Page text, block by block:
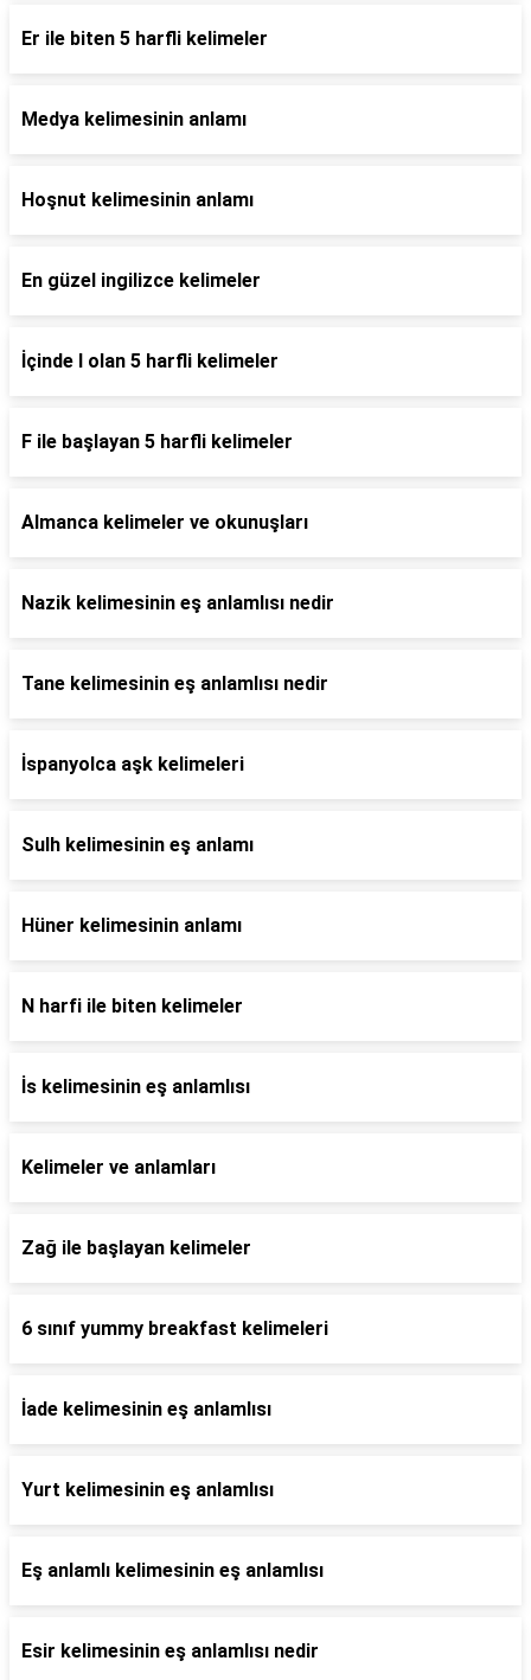
Er ile biten 5 harfli kelimeler
Medya kelimesinin anlamı
Hoşnut kelimesinin anlamı
En güzel ingilizce kelimeler
İçinde l olan 5 harfli kelimeler
F ile başlayan 5 harfli kelimeler
Almanca kelimeler ve okunuşları
Nazik kelimesinin eş anlamlısı nedir
Tane kelimesinin eş anlamlısı nedir
İspanyolca aşk kelimeleri
Sulh kelimesinin eş anlamı
Hüner kelimesinin anlamı
N harfi ile biten kelimeler
İs kelimesinin eş anlamlısı
Kelimeler ve anlamları
Zağ ile başlayan kelimeler
6 sınıf yummy breakfast kelimeleri
İade kelimesinin eş anlamlısı
Yurt kelimesinin eş anlamlısı
Eş anlamlı kelimesinin eş anlamlısı
Esir kelimesinin eş anlamlısı nedir